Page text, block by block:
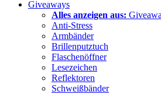
Giveaways
Alles anzeigen aus:
Anti-Stress
Armbänder
Brillenputztuch
Flaschenöffner
Lesezeichen
Reflektoren
Schweißbänder